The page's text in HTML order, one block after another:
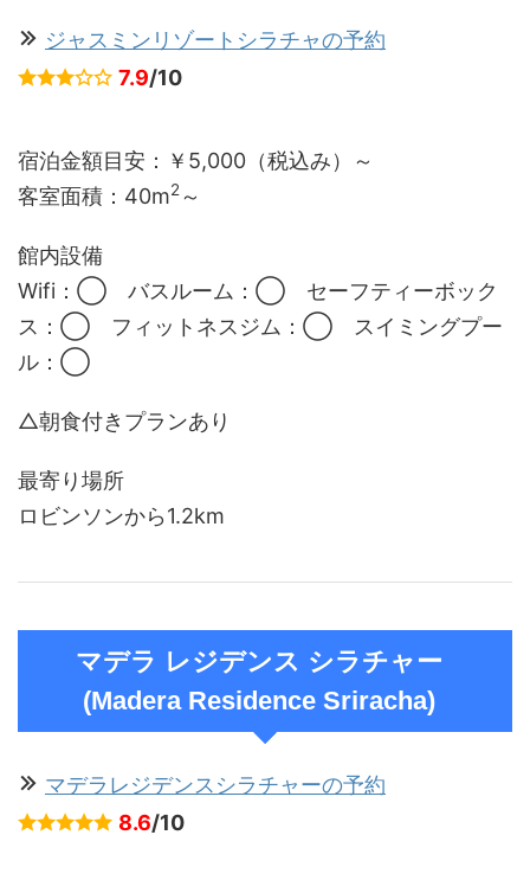
ジャスミンリゾートシラチャの予約
7.9/10
宿泊金額目安：￥5,000（税込み）～
客室面積： 40m2～
館内設備
Wifi：◯ バスルーム：◯ セーフティーボック
ス：◯ フィットネスジム：◯ スイミングプー
ル：◯
△朝食付きプランあり
最寄り場所
ロビンソンから1.2km
マデラ レジデンス シラチャー
(Madera Residence Sriracha)
マデラレジデンスシラチャーの予約
8.6/10